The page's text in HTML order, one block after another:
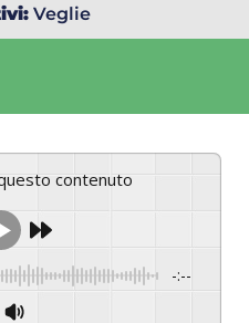
Veglie
contenuto
-:--